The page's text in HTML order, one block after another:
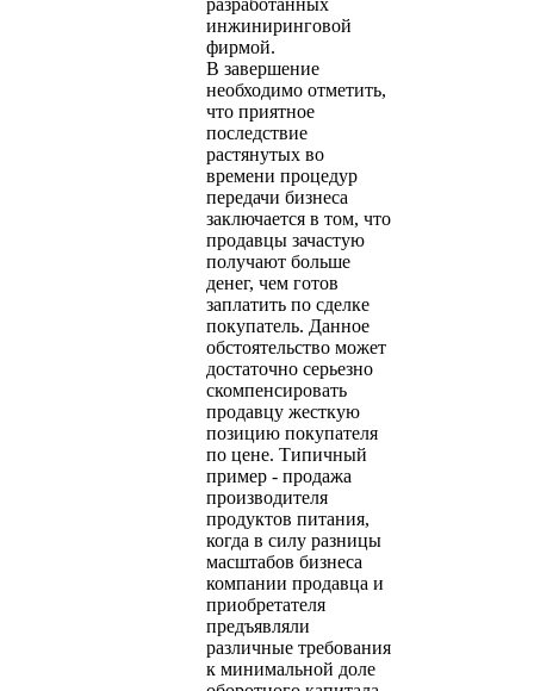
инжиниринговой
фирмой.
В завершение
необходимо отметить,
что приятное
последствие
растянутых во
времени процедур
передачи бизнеса
заключается в том, что
продавцы зачастую
получают больше
денег, чем готов
заплатить по сделке
покупатель. Данное
обстоятельство может
достаточно серьезно
скомпенсировать
продавцу жесткую
позицию покупателя
по цене. Типичный
пример - продажа
производителя
продуктов питания,
когда в силу разницы
масштабов бизнеса
компании продавца и
приобретателя
предъявляли
различные требования
к минимальной доле